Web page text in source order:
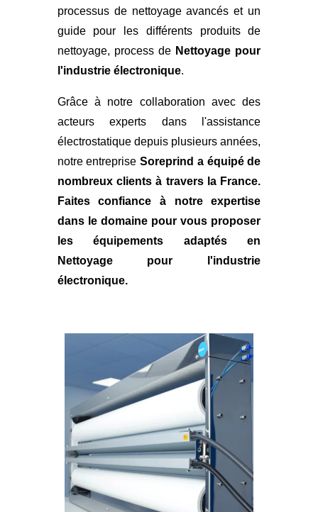
processus de nettoyage avancés et un
guide pour les différents produits de
nettoyage, process de Nettoyage pour
l'industrie électronique.
Grâce à notre collaboration avec des
acteurs experts dans l'assistance
électrostatique depuis plusieurs années,
notre entrepriseSoreprind a équipé de
nombreux clients à travers la France.
Faites confiance à notre expertise
dans le domaine pour vous proposer
les équipements adaptés en
Nettoyage pour l'industrie
électronique.